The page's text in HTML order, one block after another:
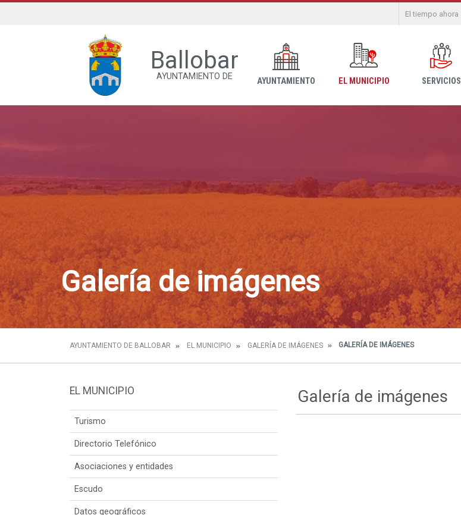
El tiempo ahora
Ballobar
AYUNTAMIENTO DE AYUNTAMIENTO EL MUNICIPIO SERVICIOS
Galería de imágenes
AYUNTAMIENTO DE BALLOBAR EL MUNICIPIO GALERÍA DE IMÁGENES GALERÍA DE IMÁGENES
EL MUNICIPIO
Turismo
Directorio Telefónico
Asociaciones y entidades
Escudo
Datos geográficos
Galería de imágenes